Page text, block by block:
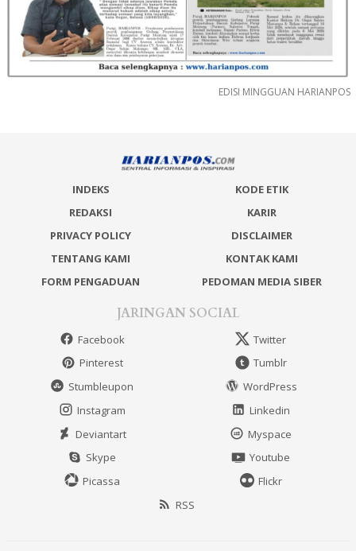
EDISI MINGGUAN HARIANPOS
INDEKS
KODE ETIK
REDAKSI
KARIR
PRIVACY POLICY
DISCLAIMER
TENTANG KAMI
KONTAK KAMI
FORM PENGADUAN
PEDOMAN MEDIA SIBER
JARINGAN SOCIAL
Facebook
Twitter
Pinterest
Tumblr
Stumbleupon
WordPress
Instagram
Linkedin
Deviantart
Myspace
Skype
Youtube
Picassa
Flickr
RSS